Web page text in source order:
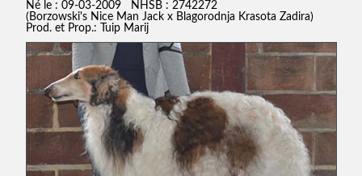
Né le : 09-03-2009 NHSB : 2742272
(Borzowski's Nice Man Jack x Blagorodnja Krasota Zadira)
Prod. et Prop.: Tuip Marij